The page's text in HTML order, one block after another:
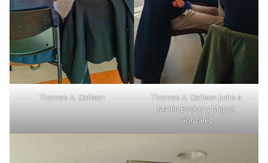
Thomas A. Carlson
Thomas A. Carlson junto a
Martin Becker y Miguel
González